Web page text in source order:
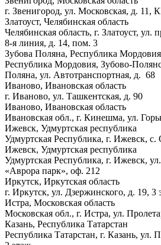
г. Звенигород, ул. Московская, д.
Златоуст, Челябинская область
Челябинская область, г. Златоуст,
8-я линия, д. 14, пом. 3
Зубова Поляна, Республика Мордовия
Республика Мордовия, Зубово-
Поляна, ул. Автотранспортная, д. 68
Иваново, Ивановская область
г. Иваново, ул. Ташкентская, д. 90
Иваново, Ивановская область
Ивановская обл., г. Кинешма, ул.
Ижевск, Удмуртская республика
Удмуртская Республика, г. Ижевск, с.
Ижевск, Удмуртская республика
Удмуртская Республика, г. Ижевск,
«Аврора парк», оф. 212
Иркутск, Иркутская область
г. Иркутск, ул. Дзержинского, д. 19, 3
Истра, Московская область
Московская обл., г. Истра, ул.
Казань, Республика Татарстан
Республика Татарстан, г. Казань, ул.